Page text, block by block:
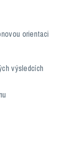
orientaci
výsledcích